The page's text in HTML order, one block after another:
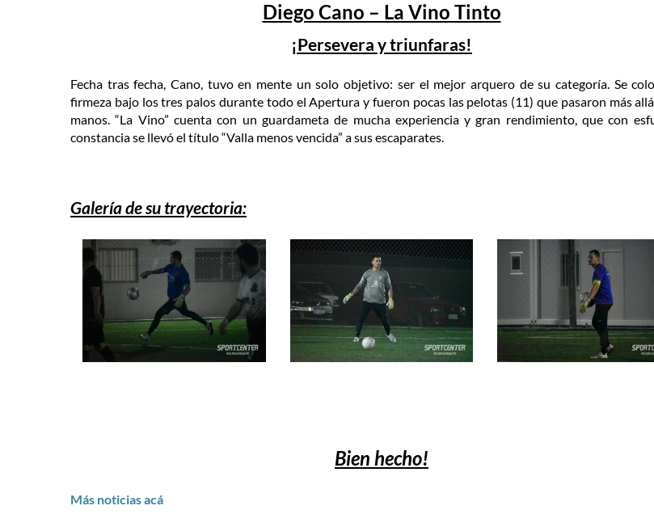
Diego Cano – La Vino Tinto
¡Persevera y triunfaras!
Fecha tras fecha, Cano, tuvo en mente un solo objetivo: ser el mejor arquero de su categoría. Se
firmeza bajo los tres palos durante todo el Apertura y fueron pocas las pelotas (11) que pasaron más
manos. “La Vino” cuenta con un guardameta de mucha experiencia y gran rendimiento, que con
constancia se llevó el título “Valla menos vencida” a sus escaparates.
Galería de su trayectoria:
Bien hecho!
Más noticias acá